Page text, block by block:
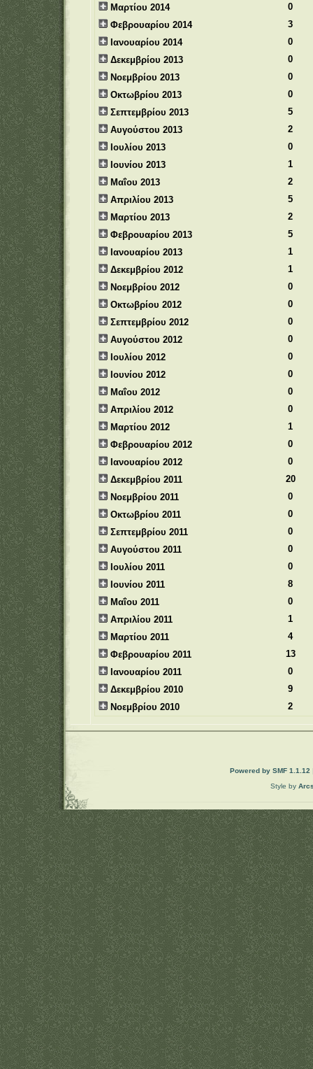
Μαρτίου 2014
0
Φεβρουαρίου 2014
3
Ιανουαρίου 2014
0
Δεκεμβρίου 2013
0
Νοεμβρίου 2013
0
Οκτωβρίου 2013
0
Σεπτεμβρίου 2013
5
Αυγούστου 2013
2
Ιουλίου 2013
0
Ιουνίου 2013
1
Μαΐου 2013
2
Απριλίου 2013
5
Μαρτίου 2013
2
Φεβρουαρίου 2013
5
Ιανουαρίου 2013
1
Δεκεμβρίου 2012
1
Νοεμβρίου 2012
0
Οκτωβρίου 2012
0
Σεπτεμβρίου 2012
0
Αυγούστου 2012
0
Ιουλίου 2012
0
Ιουνίου 2012
0
Μαΐου 2012
0
Απριλίου 2012
0
Μαρτίου 2012
1
Φεβρουαρίου 2012
0
Ιανουαρίου 2012
0
Δεκεμβρίου 2011
20
Νοεμβρίου 2011
0
Οκτωβρίου 2011
0
Σεπτεμβρίου 2011
0
Αυγούστου 2011
0
Ιουλίου 2011
0
Ιουνίου 2011
8
Μαΐου 2011
0
Απριλίου 2011
1
Μαρτίου 2011
4
Φεβρουαρίου 2011
13
Ιανουαρίου 2011
0
Δεκεμβρίου 2010
9
Νοεμβρίου 2010
2
Powered by SMF 1.1.12
Style by